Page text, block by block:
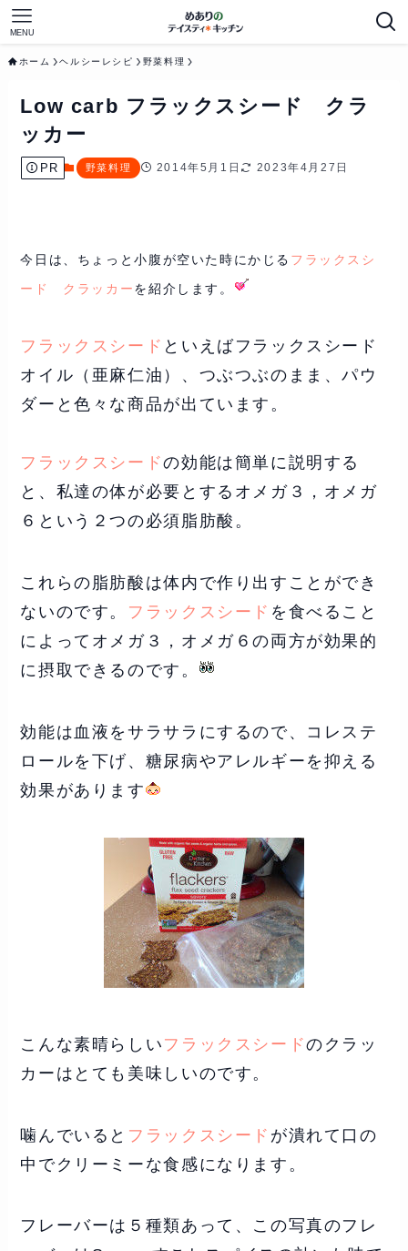
MENU
ホーム ヘルシーレシピ 野菜料理
Low carb フラックスシード クラ
ッカー
PR 野菜料理 2014年5月1日 2023年4月27日
今日は、ちょっと小腹が空いた時にかじる フラックスシ
ード クラッカーを紹介します。
フラックスシード といえばフラックスシード
オイル（亜麻仁油）、つぶつぶのまま、パウ
ダーと色々な商品が出ています。
フラックスシードの効能は簡単に説明する
と、私達の体が必要とするオメガ３，オメガ
６という２つの必須脂肪酸。
これらの脂肪酸は体内で作り出すことができ
ないのです。 フラックスシード を食べること
によってオメガ３，オメガ６の両方が効果的
に摂取できるのです。
効能は血液をサラサラにするので、コレステ
ロールを下げ、糖尿病やアレルギーを抑える
効果があります
こんな素晴らしい フラックスシードのクラッ
カーはとても美味しいのです。
噛んでいると フラックスシード が潰れて口の
中でクリーミーな食感になります。
フレーバーは５種類あって、この写真のフレ